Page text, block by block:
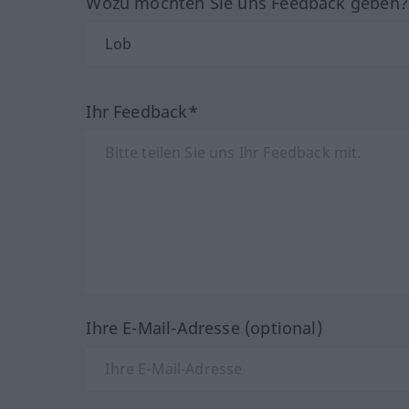
Ihr Feedback*
Ihre E-Mail-Adresse (optional)